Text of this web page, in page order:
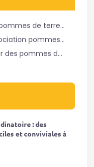
La richesse historique des pommes de terre et choux en cuisine
Secrets culinaires de l’association pommes de terre et choux
Innovation culinaire autour des pommes de terre et choux
: des
et conviviales à